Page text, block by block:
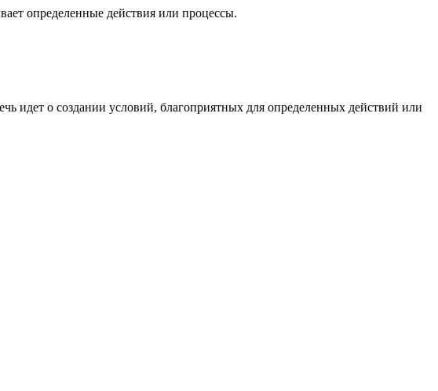
определенные действия или процессы.
идет о создании условий, благоприятных для определенных действий или